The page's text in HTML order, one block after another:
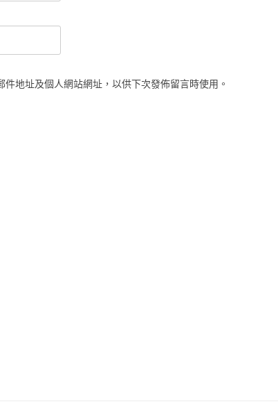
件地址及個人網站網址，以供下次發佈留言時使用。